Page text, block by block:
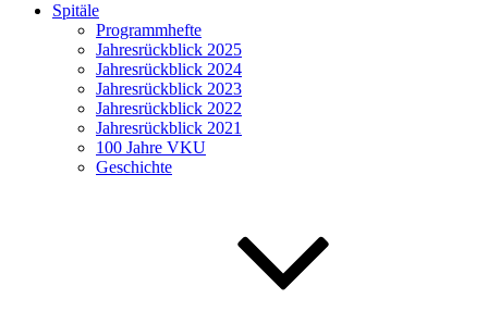
Spitäle
Programmhefte
Jahresrückblick 2025
Jahresrückblick 2024
Jahresrückblick 2023
Jahresrückblick 2022
Jahresrückblick 2021
100 Jahre VKU
Geschichte